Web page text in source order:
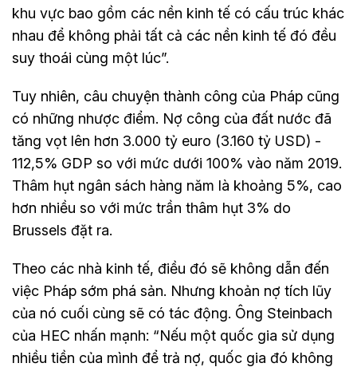
khu vực bao gồm các nền kinh tế có cấu trúc khác
nhau để không phải tất cả các nền kinh tế đó đều
suy thoái cùng một lúc”.
Tuy nhiên, câu chuyện thành công của Pháp cũng
có những nhược điểm. Nợ công của đất nước đã
tăng vọt lên hơn 3.000 tỷ euro (3.160 tỷ USD) -
112,5% GDP so với mức dưới 100% vào năm 2019.
Thâm hụt ngân sách hàng năm là khoảng 5%, cao
hơn nhiều so với mức trần thâm hụt 3% do
Brussels đặt ra.
Theo các nhà kinh tế, điều đó sẽ không dẫn đến
việc Pháp sớm phá sản. Nhưng khoản nợ tích lũy
của nó cuối cùng sẽ có tác động. Ông Steinbach
của HEC nhấn mạnh: “Nếu một quốc gia sử dụng
nhiều tiền của mình để trả nợ, quốc gia đó không